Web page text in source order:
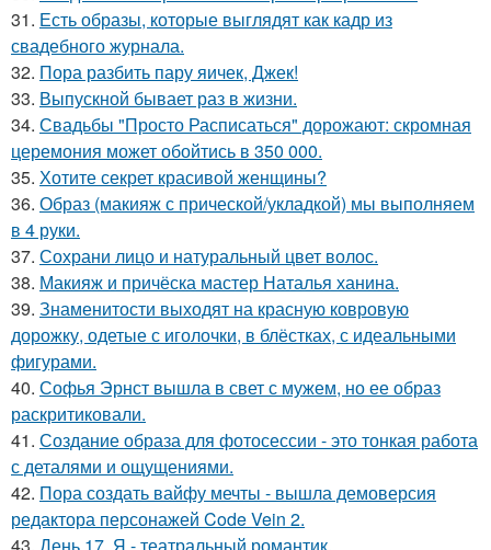
31. Есть образы, которые выглядят как кадр из
свадебного журнала.
32. Пора разбить пару яичек, Джек!
33. Выпускной бывает раз в жизни.
34. Свадьбы "Просто Расписаться" дорожают: скромная
церемония может обойтись в 350 000.
35. Хотите секрет красивой женщины?
36. Образ (макияж с прической/укладкой) мы выполняем
в 4 руки.
37. Сохрани лицо и натуральный цвет волос.
38. Макияж и причёска мастер Наталья ханина.
39. Знаменитости выходят на красную ковровую
дорожку, одетые с иголочки, в блёстках, с идеальными
фигурами.
40. Софья Эрнст вышла в свет с мужем, но ее образ
раскритиковали.
41. Создание образа для фотосессии - это тонкая работа
с деталями и ощущениями.
42. Пора создать вайфу мечты - вышла демоверсия
редактора персонажей Code Vein 2.